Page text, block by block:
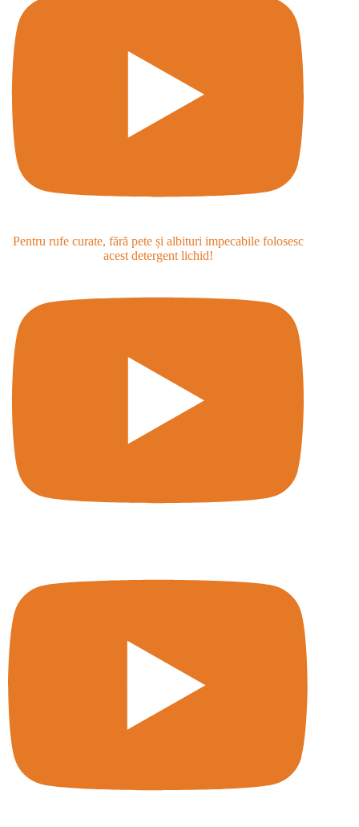
Pentru rufe curate, fără pete și albituri impecabile folosesc
acest detergent lichid!